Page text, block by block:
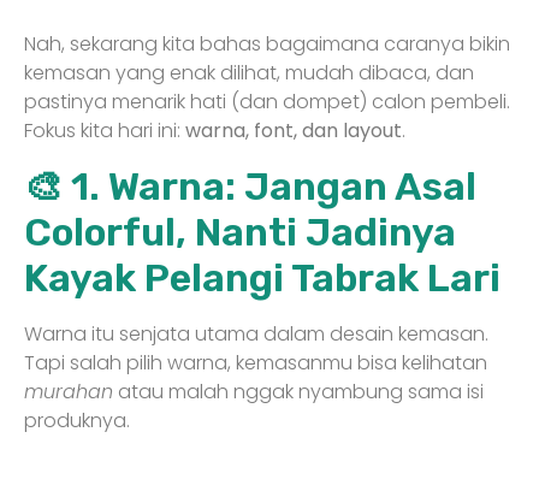
Nah, sekarang kita bahas bagaimana caranya bikin
kemasan yang enak dilihat, mudah dibaca, dan
pastinya menarik hati (dan dompet) calon pembeli.
Fokus kita hari ini: warna, font, dan layout.
🎨 1. Warna: Jangan Asal
Colorful, Nanti Jadinya
Kayak Pelangi Tabrak Lari
Warna itu senjata utama dalam desain kemasan.
Tapi salah pilih warna, kemasanmu bisa kelihatan
murahan atau malah nggak nyambung sama isi
produknya.